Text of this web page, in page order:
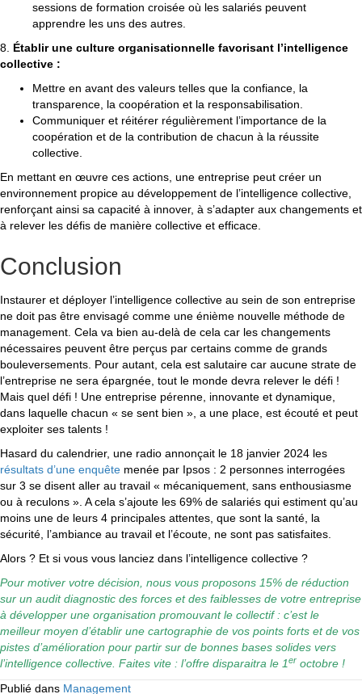
sessions de formation croisée où les salariés peuvent
apprendre les uns des autres.
8. Établir une culture organisationnelle favorisant l’intelligence
collective :
Mettre en avant des valeurs telles que la confiance, la
transparence, la coopération et la responsabilisation.
Communiquer et réitérer régulièrement l’importance de la
coopération et de la contribution de chacun à la réussite
collective.
En mettant en œuvre ces actions, une entreprise peut créer un
environnement propice au développement de l’intelligence collective,
renforçant ainsi sa capacité à innover, à s’adapter aux changements et
à relever les défis de manière collective et efficace.
Conclusion
Instaurer et déployer l’intelligence collective au sein de son entreprise
ne doit pas être envisagé comme une énième nouvelle méthode de
management. Cela va bien au-delà de cela car les changements
nécessaires peuvent être perçus par certains comme de grands
bouleversements. Pour autant, cela est salutaire car aucune strate de
l’entreprise ne sera épargnée, tout le monde devra relever le défi !
Mais quel défi ! Une entreprise pérenne, innovante et dynamique,
dans laquelle chacun « se sent bien », a une place, est écouté et peut
exploiter ses talents !
Hasard du calendrier, une radio annonçait le 18 janvier 2024 les
résultats d’une enquête menée par Ipsos : 2 personnes interrogées
sur 3 se disent aller au travail « mécaniquement, sans enthousiasme
ou à reculons ». A cela s’ajoute les 69% de salariés qui estiment qu’au
moins une de leurs 4 principales attentes, que sont la santé, la
sécurité, l’ambiance au travail et l’écoute, ne sont pas satisfaites.
Alors ? Et si vous vous lanciez dans l’intelligence collective ?
Pour motiver votre décision, nous vous proposons 15% de réduction
sur un audit diagnostic des forces et des faiblesses de votre entreprise
à développer une organisation promouvant le collectif : c’est le
meilleur moyen d’établir une cartographie de vos points forts et de vos
pistes d’amélioration pour partir sur de bonnes bases solides vers
l’intelligence collective. Faites vite : l’offre disparaitra le 1er octobre !
Publié dans Management